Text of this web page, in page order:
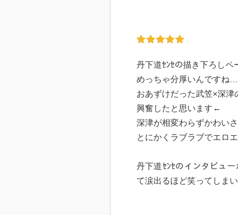
丹下道ｾﾝｾの描き下ろしペ
めっちゃ分厚いんですね…
おあずけだった武笠×深津
興奮したと思います←
深津が相変わらずかわい
とにかくラブラブでエロ
丹下道ｾﾝｾのインタビュ
て涙出るほど笑ってしま